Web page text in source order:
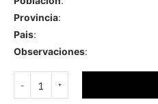
Provincia:
Pais:
Observaciones: